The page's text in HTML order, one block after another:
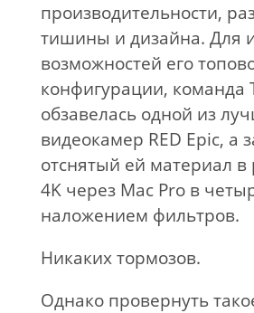
производительности,
тишины и дизайна. Для
возможностей его
конфигурации, команда
обзавелась одной из
видеокамер RED Epic, а
отснятый ей материал
4K через Mac Pro в
наложением фильтров.
Никаких тормозов.
Однако провернуть